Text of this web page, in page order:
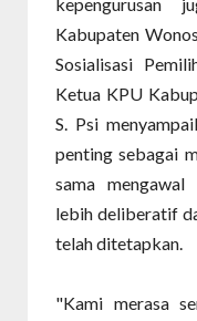
Kabupaten
Sosialisasi
Ketua KPU
S. Psi
penting sebagai
sama mengawal
lebih deliberatif
telah ditetapkan.
"Kami merasa